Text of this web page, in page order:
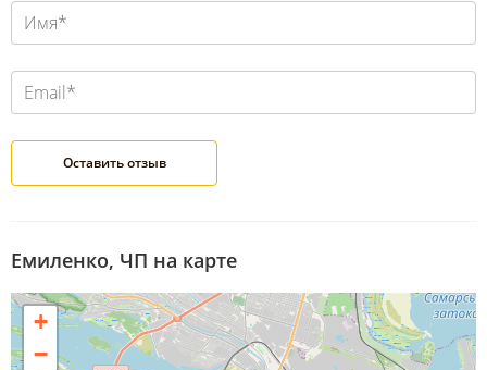
Емиленко, ЧП на карте
+
−